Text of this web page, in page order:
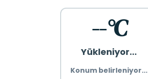
--°C
Yükleniyor...
Konum belirleniyor...